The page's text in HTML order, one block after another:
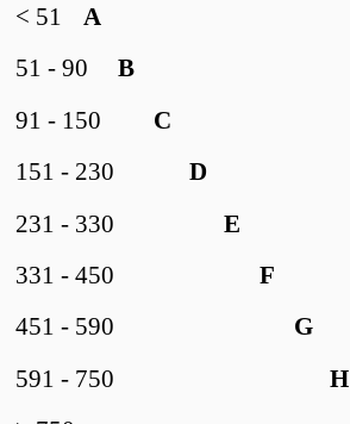
A
< 51
B
51 - 90
C
91 - 150
D
151 - 230
E
231 - 330
F
331 - 450
G
451 - 590
H
591 - 750